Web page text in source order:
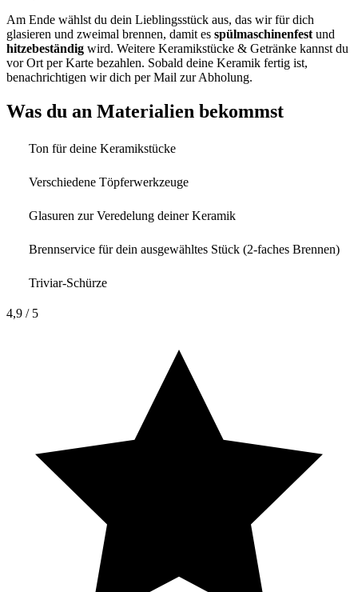
Am Ende wählst du dein Lieblingsstück aus, das wir für dich
glasieren und zweimal brennen, damit es spülmaschinenfest und
hitzebeständig wird. Weitere Keramikstücke & Getränke kannst du
vor Ort per Karte bezahlen. Sobald deine Keramik fertig ist,
benachrichtigen wir dich per Mail zur Abholung.
Was du an Materialien bekommst
Ton für deine Keramikstücke
Verschiedene Töpferwerkzeuge
Glasuren zur Veredelung deiner Keramik
Brennservice für dein ausgewähltes Stück (2-faches Brennen)
Triviar-Schürze
4,9 / 5